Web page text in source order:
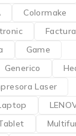
Colormake
Game
Generico
Laser